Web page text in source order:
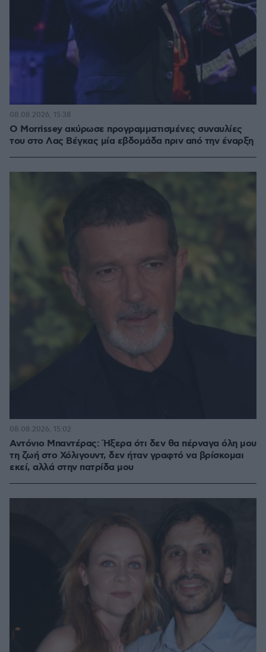
Ο Morrissey ακύρωσε προγραμματισμένες συναυλίες
του στο Λας Βέγκας μία εβδομάδα πριν από την έναρξη
08.08.2026, 15:38
Αντόνιο Μπαντέρας: Ήξερα ότι δεν θα πέρναγα όλη μου
τη ζωή στο Χόλιγουντ, δεν ήταν γραφτό να βρίσκομαι
εκεί, αλλά στην πατρίδα μου
08.08.2026, 15:02